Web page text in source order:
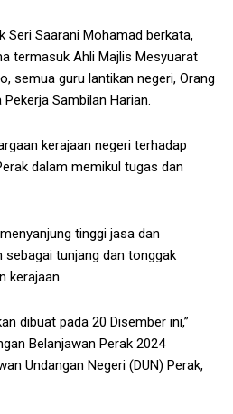
Seri Saarani Mohamad berkata,
termasuk Ahli Majlis Mesyuarat
semua guru lantikan negeri, Orang
Sambilan Harian.
kerajaan negeri terhadap
dalam memikul tugas dan
tinggi jasa dan
tunjang dan tonggak
kerajaan.
dibuat pada 20 Disember ini,”
Belanjawan Perak 2024
Undangan Negeri (DUN) Perak,